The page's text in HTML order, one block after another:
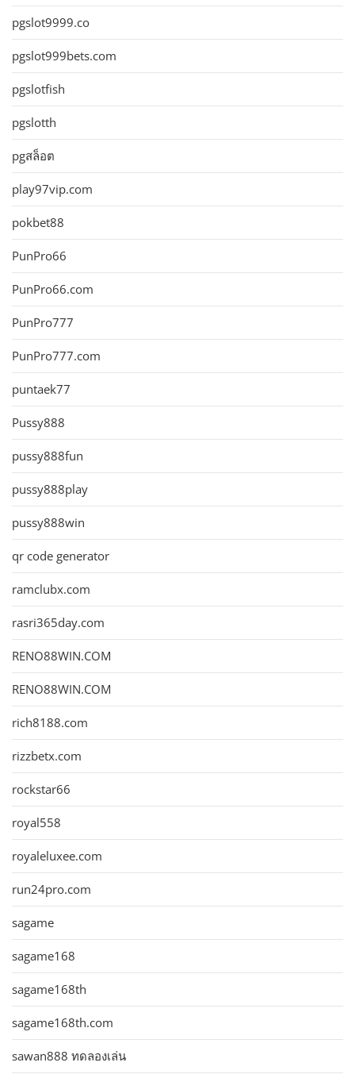
pgslot9999.co
pgslot999bets.com
pgslotfish
pgslotth
pgสล็อต
play97vip.com
pokbet88
PunPro66
PunPro66.com
PunPro777
PunPro777.com
puntaek77
Pussy888
pussy888fun
pussy888play
pussy888win
qr code generator
ramclubx.com
rasri365day.com
RENO88WIN.COM
RENO88WIN.COM
rich8188.com
rizzbetx.com
rockstar66
royal558
royaleluxee.com
run24pro.com
sagame
sagame168
sagame168th
sagame168th.com
sawan888 ทดลองเล่น